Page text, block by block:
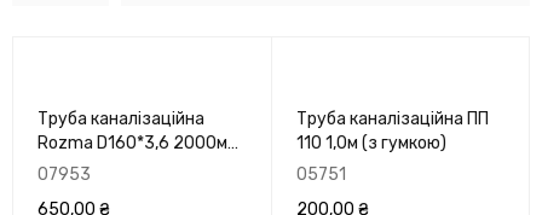
Труба каналізаційна
Rozma D160*3,6 2000мм
зовнішня оранж.
07953
650,00 ₴
Труба каналізаційна ПП
110 1,0м (з гумкою)
05751
200,00 ₴